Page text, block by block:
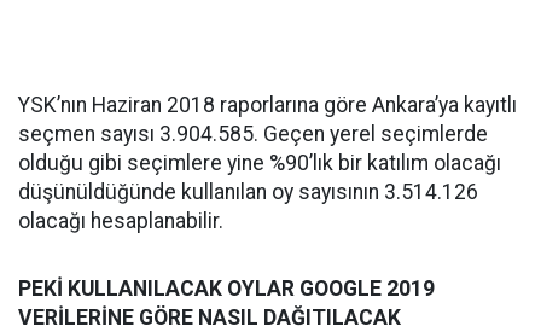
YSK’nın Haziran 2018 raporlarına göre Ankara’ya kayıtlı
seçmen sayısı 3.904.585. Geçen yerel seçimlerde
olduğu gibi seçimlere yine %90’lık bir katılım olacağı
düşünüldüğünde kullanılan oy sayısının 3.514.126
olacağı hesaplanabilir.
PEKİ KULLANILACAK OYLAR GOOGLE 2019
VERİLERİNE GÖRE NASIL DAĞITILACAK